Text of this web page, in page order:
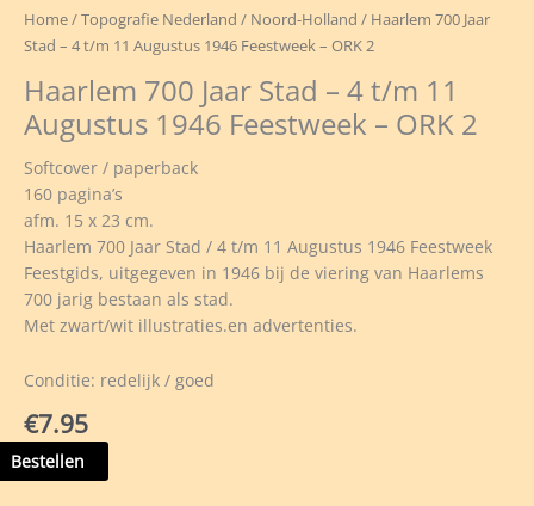
Home/Topografie Nederland / Noord-Holland / Haarlem 700 Jaar
Stad – 4 t/m 11 Augustus 1946 Feestweek – ORK 2
Haarlem 700 Jaar Stad – 4 t/m 11
Augustus 1946 Feestweek – ORK 2
Softcover / paperback
160 pagina’s
afm. 15 x 23 cm.
Haarlem 700 Jaar Stad / 4 t/m 11 Augustus 1946 Feestweek
Feestgids, uitgegeven in 1946 bij de viering van Haarlems
700 jarig bestaan als stad.
Met zwart/wit illustraties.en advertenties.
Conditie: redelijk / goed
€7.95
Bestellen